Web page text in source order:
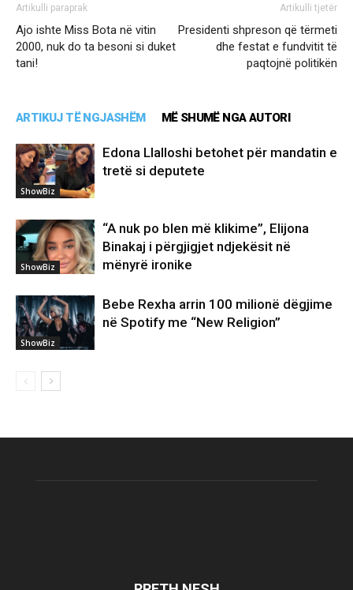
Artikulli paraprak
Ajo ishte Miss Bota në vitin
2000, nuk do ta besoni si duket
tani!
Artikulli tjetër
Presidenti shpreson që tërmeti
dhe festat e fundvitit të
paqtojnë politikën
ARTIKUJ TË NGJASHËM MË SHUMË NGA AUTORI
ShowBiz
Edona Llalloshi betohet për mandatin e
tretë si deputete
ShowBiz
“A nuk po blen më klikime”, Elijona
Binakaj i përgjigjet ndjekësit në
mënyrë ironike
ShowBiz
Bebe Rexha arrin 100 milionë dëgjime
në Spotify me “New Religion”